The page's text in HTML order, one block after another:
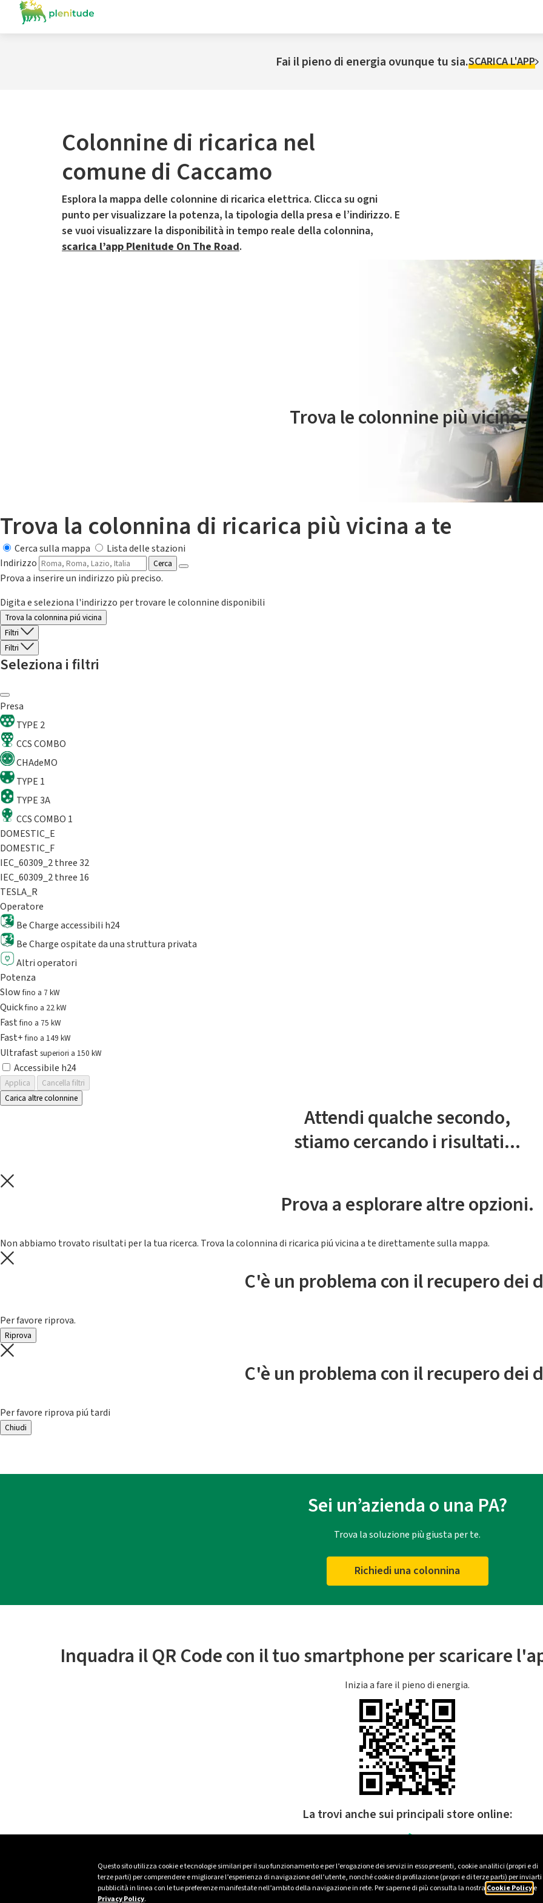
Questo sito utilizza cookie e tecnologie similari per il suo funzionamento e per l’erogazione dei servizi in esso presenti, cookie analitici (propri e di
terze parti) per comprendere e migliorare l’esperienza di navigazione dell’utente, nonché cookie di profilazione (propri e di terze parti) per inviarti
pubblicità in linea con le tue preferenze manifestate nell’ambito della navigazione in rete. Per saperne di più consulta la nostra Cookie Policye
Privacy Policy.
Fai il pieno di energia ovunque tu sia.SCARICA L'APP
Colonnine di ricarica nel
comune di Caccamo
Esplora la mappa delle colonnine di ricarica elettrica. Clicca su ogni
punto per visualizzare la potenza, la tipologia della presa e l’indirizzo. E
se vuoi visualizzare la disponibilità in tempo reale della colonnina,
scarica l’app Plenitude On The Road.
Il servizio di mobilità elettrica è gestito da Plenitude On The Road
Trova le colonnine più vicine.
Trova la colonnina di ricarica più vicina a te
Cerca sulla mappa
Lista delle stazioni
Indirizzo
Cerca
Prova a inserire un indirizzo più preciso.
Digita e seleziona l'indirizzo per trovare le colonnine disponibili
Trova la colonnina piú vicina
Filtri
Filtri
Seleziona i filtri
Presa
TYPE 2
CCS COMBO
CHAdeMO
TYPE 1
TYPE 3A
CCS COMBO 1
DOMESTIC_E
DOMESTIC_F
IEC_60309_2 three 32
IEC_60309_2 three 16
TESLA_R
Operatore
Be Charge accessibili h24
Be Charge ospitate da una struttura privata
Altri operatori
Potenza
Slowfino a 7 kW
Quickfino a 22 kW
Fastfino a 75 kW
Fast+fino a 149 kW
Ultrafast superiori a 150 kW
Accessibile h24
Applica
Cancella filtri
Carica altre colonnine
Attendi qualche secondo,
stiamo cercando i risultati...
Prova a esplorare altre opzioni.
Non abbiamo trovato risultati per la tua ricerca. Trova la colonnina di ricarica piú vicina a te direttamente sulla mappa.
C'è un problema con il recupero dei
Per favore riprova.
Riprova
C'è un problema con il recupero dei
Per favore riprova piú tardi
Chiudi
Sei un’azienda o una PA?
Trova la soluzione più giusta per te.
Richiedi una colonnina
Inquadra il QR Code con il tuo smartphone per scaricare
Inizia a fare il pieno di energia.
La trovi anche sui principali store online: